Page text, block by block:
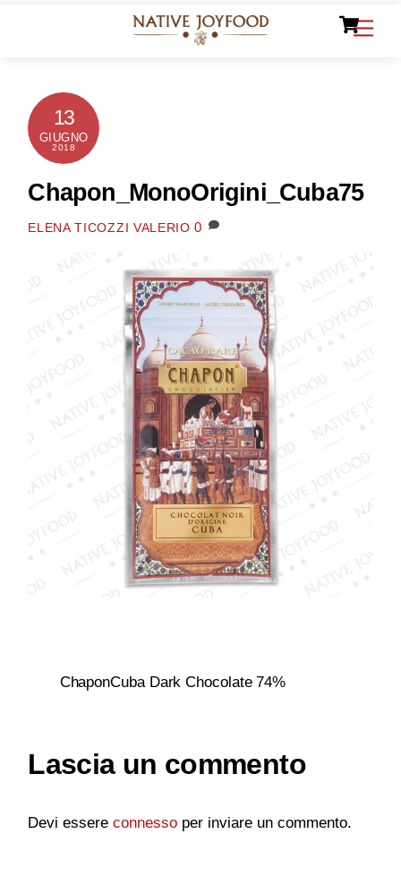
13
GIUGNO
2018
Chapon_MonoOrigini_Cuba75
ELENA TICOZZI VALERIO 0
ChaponCuba Dark Chocolate 74%
Lascia un commento
Devi essereconnesso per inviare un commento.